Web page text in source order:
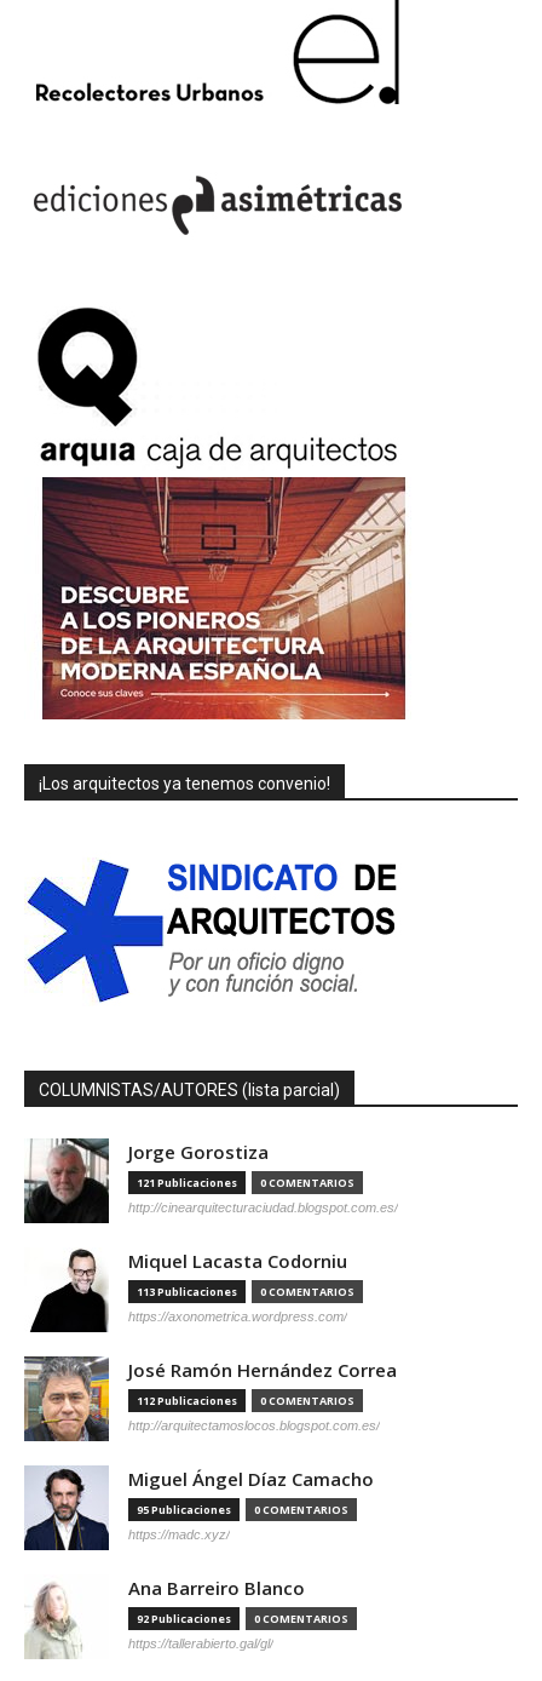
¡Los arquitectos ya tenemos convenio!
COLUMNISTAS/AUTORES (lista parcial)
Jorge Gorostiza
121 Publicaciones 0 COMENTARIOS
http://cinearquitecturaciudad.blogspot.com.es/
Miquel Lacasta Codorniu
113 Publicaciones 0 COMENTARIOS
https://axonometrica.wordpress.com/
José Ramón Hernández Correa
112 Publicaciones 0 COMENTARIOS
http://arquitectamoslocos.blogspot.com.es/
Miguel Ángel Díaz Camacho
95 Publicaciones 0 COMENTARIOS
https://madc.xyz/
Ana Barreiro Blanco
92 Publicaciones 0 COMENTARIOS
https://tallerabierto.gal/gl/